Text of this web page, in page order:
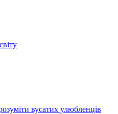
вусатих улюбленців